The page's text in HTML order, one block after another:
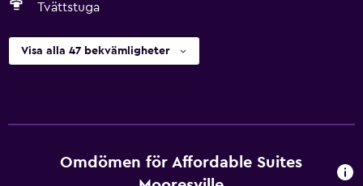
Tvättstuga
Visa alla 47 bekvämligheter
Omdömen för Affordable Suites